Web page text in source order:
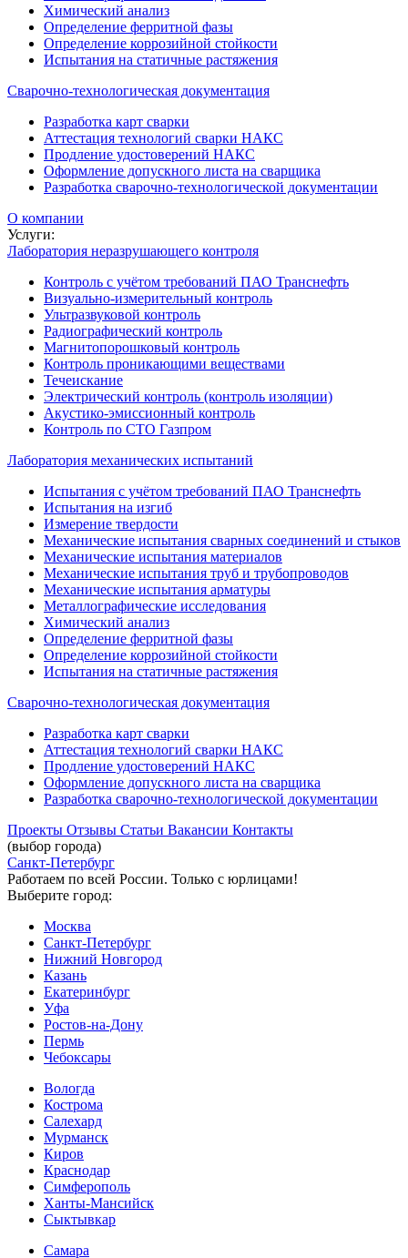
Химический анализ
Определение ферритной фазы
Определение коррозийной стойкости
Испытания на статичные растяжения
Сварочно-технологическая документация
Разработка карт сварки
Аттестация технологий сварки НАКС
Продление удостоверений НАКС
Оформление допускного листа на сварщика
Разработка сварочно-технологической документации
О компании
Услуги:
Лаборатория неразрушающего контроля
Контроль с учётом требований ПАО Транснефть
Визуально-измерительный контроль
Ультразвуковой контроль
Радиографический контроль
Магнитопорошковый контроль
Контроль проникающими веществами
Течеискание
Электрический контроль (контроль изоляции)
Акустико-эмиссионный контроль
Контроль по СТО Газпром
Лаборатория механических испытаний
Испытания с учётом требований ПАО Транснефть
Испытания на изгиб
Измерение твердости
Механические испытания сварных соединений и стыков
Механические испытания материалов
Механические испытания труб и трубопроводов
Механические испытания арматуры
Металлографические исследования
Химический анализ
Определение ферритной фазы
Определение коррозийной стойкости
Испытания на статичные растяжения
Сварочно-технологическая документация
Разработка карт сварки
Аттестация технологий сварки НАКС
Продление удостоверений НАКС
Оформление допускного листа на сварщика
Разработка сварочно-технологической документации
Проекты Отзывы Статьи Вакансии Контакты
(выбор города)
Санкт-Петербург
Работаем по всей России. Только с юрлицами!
Выберите город:
Москва
Санкт-Петербург
Нижний Новгород
Казань
Екатеринбург
Уфа
Ростов-на-Дону
Пермь
Чебоксары
Вологда
Кострома
Салехард
Мурманск
Киров
Краснодар
Симферополь
Ханты-Мансийск
Сыктывкар
Самара